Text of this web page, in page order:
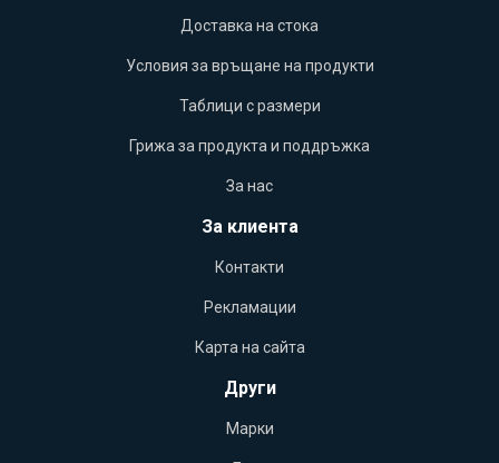
Доставка на стока
Условия за връщане на продукти
Таблици с размери
Грижа за продукта и поддръжка
За нас
За клиента
Контакти
Рекламации
Карта на сайта
Други
Марки